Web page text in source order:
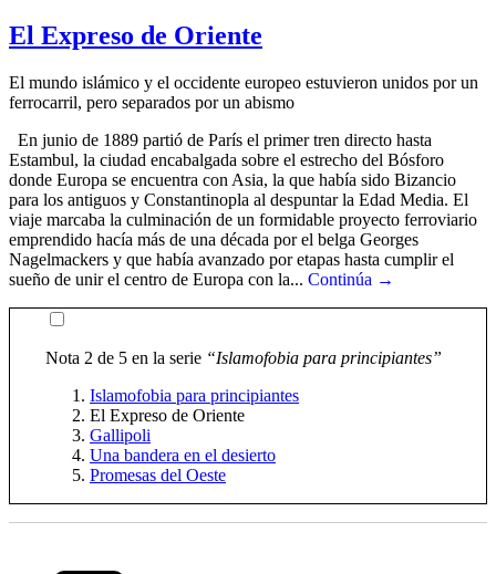
banalización
del
El Expreso de Oriente
El mundo islámico y el occidente europeo estuvieron unidos por un
ferrocarril, pero separados por un abismo
En junio de 1889 partió de París el primer tren directo hasta
Estambul, la ciudad encabalgada sobre el estrecho del Bósforo
donde Europa se encuentra con Asia, la que había sido Bizancio
para los antiguos y Constantinopla al despuntar la Edad Media. El
viaje marcaba la culminación de un formidable proyecto ferroviario
emprendido hacía más de una década por el belga Georges
Nagelmackers y que había avanzado por etapas hasta cumplir el
sueño de unir el centro de Europa con la... Continúa →
Nota 2 de 5 en la serie “Islamofobia para principiantes”
Islamofobia para principiantes
El Expreso de Oriente
Gallipoli
Una bandera en el desierto
Promesas del Oeste